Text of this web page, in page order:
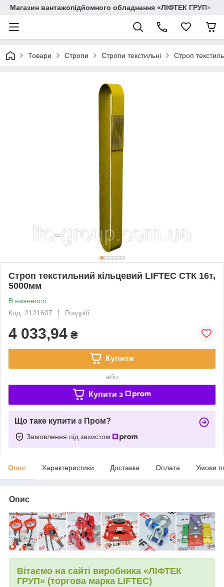
Магазин вантажопідйомного обладнання «ЛІФТЕК ГРУП»
Товари Стропи Стропи текстильні Строп
Строп текстильний кільцевий LIFTEC СТК 16т,
5000мм
В наявності
Код: 2121607
Роздріб
4 033,94 ₴
Купити
або
Купити з
Що таке купити з Пром?
Замовлення під захистом
Опис Характеристики Доставка Оплата Умови
Опис
Вітаємо на сайті виробника «ЛІФТЕК
ГРУП» (торгова марка LIFTEC)